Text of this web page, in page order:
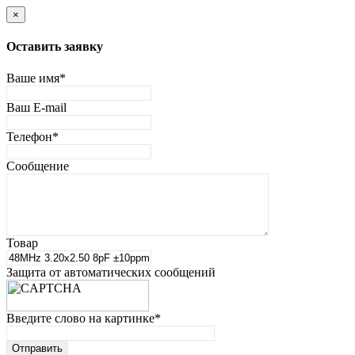
×
Оставить заявку
Ваше имя*
Ваш E-mail
Телефон*
Сообщение
Товар
Защита от автоматических сообщений
Введите слово на картинке*